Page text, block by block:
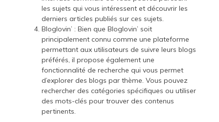
les sujets qui vous intéressent et découvrir les
derniers articles publiés sur ces sujets.
Bloglovin’ : Bien que Bloglovin’ soit
principalement connu comme une plateforme
permettant aux utilisateurs de suivre leurs blogs
préférés, il propose également une
fonctionnalité de recherche qui vous permet
d’explorer des blogs par thème. Vous pouvez
rechercher des catégories spécifiques ou utiliser
des mots-clés pour trouver des contenus
pertinents.